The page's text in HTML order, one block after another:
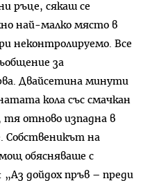
ръце, сякаш се
най-малко място в
неконтролируемо. Все
за
Двайсетина минути
кола със смачкан
тя отново изпадна в
Собственикът на
обясняваше с
„Аз дойдох пръв – преди